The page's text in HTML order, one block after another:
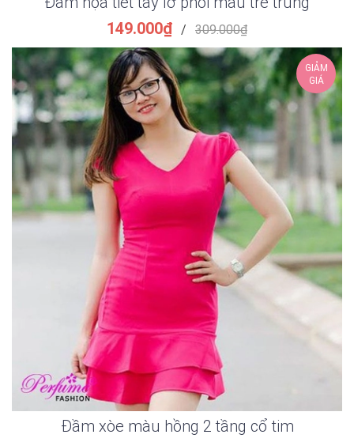
149.000₫ / 309.000₫
GIẢM
GIÁ
Đầm xòe màu hồng 2 tầng cổ tim